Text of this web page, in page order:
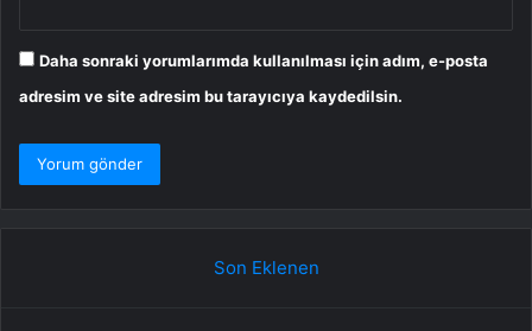
Daha sonraki yorumlarımda kullanılması için adım, e-posta
adresim ve site adresim bu tarayıcıya kaydedilsin.
Son Eklenen